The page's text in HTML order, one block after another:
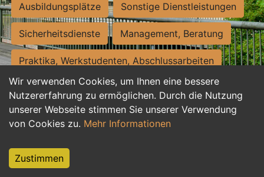
Wir verwenden Cookies, um Ihnen eine bessere
Nutzererfahrung zu ermöglichen. Durch die Nutzung
unserer Webseite stimmen Sie unserer Verwendung
von Cookies zu. Mehr Informationen
Zustimmen
Ausbildungsplätze Sonstige Dienstleistungen
Sicherheitsdienste Management, Beratung
Praktika, Werkstudenten, Abschlussarbeiten
Personalwesen Assistenz, Sekretariat
Hilfskräfte, Aushilfs- und Nebenjobs
Weiterbildung, Studium, duale Ausbildung